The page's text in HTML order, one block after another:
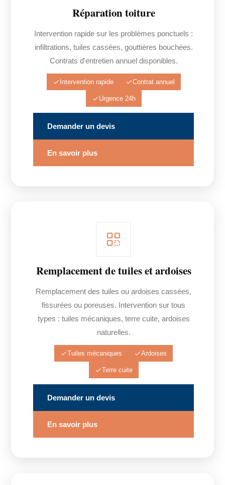
Réparation toiture
Intervention rapide sur les problèmes ponctuels :
infiltrations, tuiles cassées, gouttières bouchées.
Contrats d'entretien annuel disponibles.
Intervention rapide Contrat annuel
Urgence 24h
Demander un devis
En savoir plus
Remplacement de tuiles et ardoises
Remplacement des tuiles ou ardoises cassées,
fissurées ou poreuses. Intervention sur tous
types : tuiles mécaniques, terre cuite, ardoises
naturelles.
Tuiles mécaniques Ardoises
Terre cuite
Demander un devis
En savoir plus